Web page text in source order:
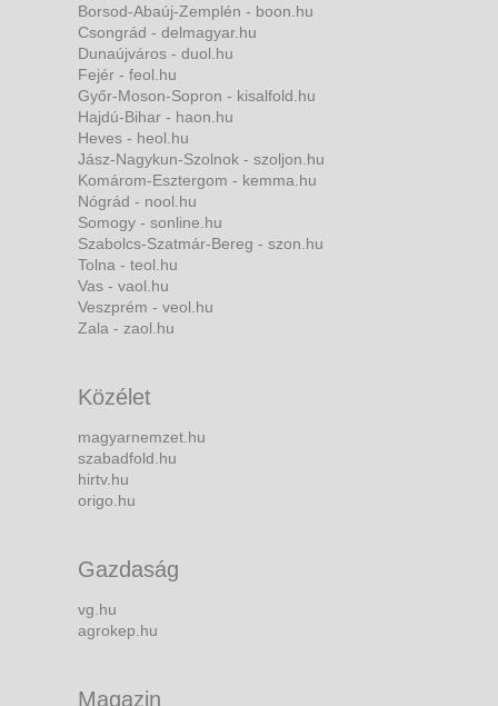
Borsod-Abaúj-Zemplén - boon.hu
Csongrád - delmagyar.hu
Dunaújváros - duol.hu
Fejér - feol.hu
Győr-Moson-Sopron - kisalfold.hu
Hajdú-Bihar - haon.hu
Heves - heol.hu
Jász-Nagykun-Szolnok - szoljon.hu
Komárom-Esztergom - kemma.hu
Nógrád - nool.hu
Somogy - sonline.hu
Szabolcs-Szatmár-Bereg - szon.hu
Tolna - teol.hu
Vas - vaol.hu
Veszprém - veol.hu
Zala - zaol.hu
Közélet
magyarnemzet.hu
szabadfold.hu
hirtv.hu
origo.hu
Gazdaság
vg.hu
agrokep.hu
Magazin